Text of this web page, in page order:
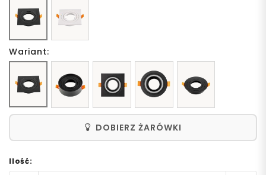
Wariant:
DOBIERZ ŻARÓWKI
Ilość: